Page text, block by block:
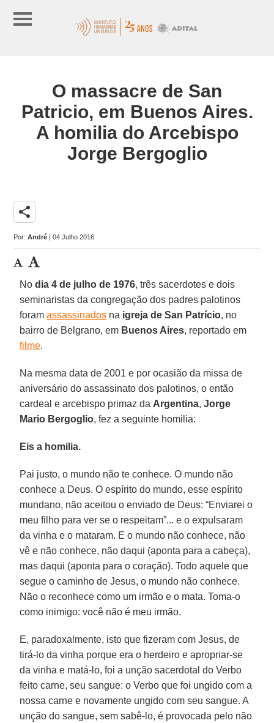
O massacre de San
Patricio, em Buenos Aires.
A homilia do Arcebispo
Jorge Bergoglio
share
Por:André | 04 Julho 2016
Nodia 4 de julho de 1976, três sacerdotes e dois
seminaristas da congregação dos padres palotinos
foramassassinados na igreja de San Patrício, no
bairro de Belgrano, em Buenos Aires, reportado em
filme.
Na mesma data de 2001 e por ocasião da missa de
aniversário do assassinato dos palotinos, o então
cardeal e arcebispo primaz da Argentina,Jorge
Mario Bergoglio, fez a seguinte homilia:
Eis a homilia.
Pai justo, o mundo não te conhece. O mundo não
conhece a Deus. O espírito do mundo, esse espírito
mundano, não aceitou o enviado de Deus: “Enviarei o
meu filho para ver se o respeitam”... e o expulsaram
da vinha e o mataram. E o mundo não conhece, não
vê e não conhece, não daqui (aponta para a cabeça),
mas daqui (aponta para o coração). Todo aquele que
segue o caminho de Jesus, o mundo não conhece.
Não o reconhece como um irmão e o mata. Toma-o
como inimigo: você não é meu irmão.
E, paradoxalmente, isto que fizeram com Jesus, de
tirá-lo da vinha porque era o herdeiro e apropriar-se
da vinha e matá-lo, foi a unção sacerdotal do Verbo
feito carne, seu sangue: o Verbo que foi ungido com a
nossa carne e novamente ungido com seu sangue. A
unção do sangue, sem sabê-lo, é provocada pelo não